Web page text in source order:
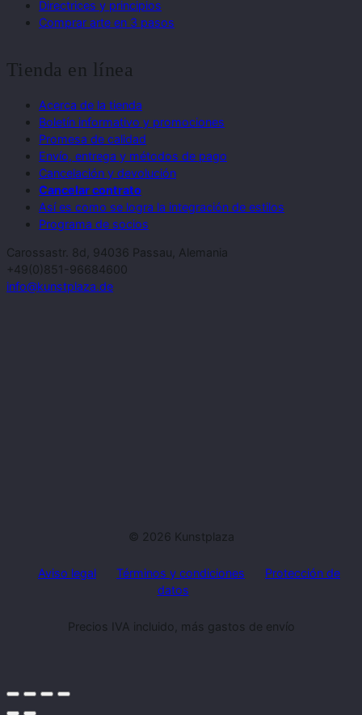
Directrices y principios
Comprar arte en 3 pasos
Tienda en línea
Acerca de la tienda
Boletín informativo y promociones
Promesa de calidad
Envío, entrega y métodos de pago
Cancelación y devolución
Cancelar contrato
Así es como se logra la integración de estilos
Programa de socios
Carossastr. 8d, 94036 Passau, Alemania
+49(0)851-96684600
info@kunstplaza.de
© 2026 Kunstplaza
Aviso legal Términos y condiciones
Protección de
datos
Precios IVA incluido, más gastos de envío